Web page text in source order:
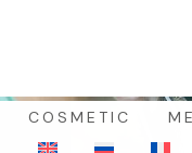
COSMETIC